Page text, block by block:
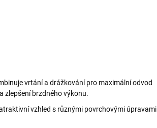
vrtání a drážkování pro maximální odvod
zlepšení brzdného výkonu.
vzhled s různými povrchovými úpravami